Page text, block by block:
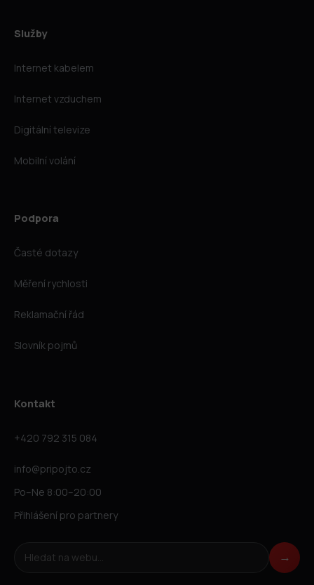
Služby
Internet kabelem
Internet vzduchem
Digitální televize
Mobilní volání
Podpora
Časté dotazy
Měření rychlosti
Reklamační řád
Slovník pojmů
Kontakt
+420 792 315 084
info@pripojto.cz
Po–Ne 8:00–20:00
Přihlášení pro partnery
Hledat na webu →